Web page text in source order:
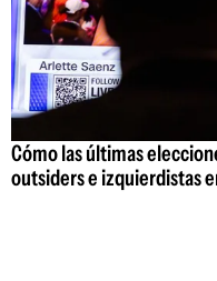
Cómo las últimas
outsiders e izquierdistas